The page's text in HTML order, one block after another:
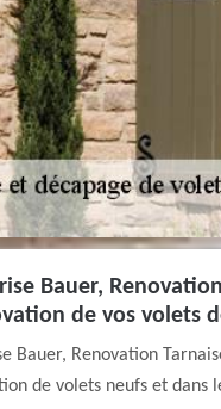
Bauer,
de vos volets
Bauer, Renovation
de volets neufs et